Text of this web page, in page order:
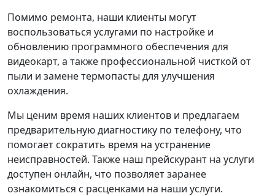
Помимо ремонта, наши клиенты могут
воспользоваться услугами по настройке и
обновлению программного обеспечения для
видеокарт, а также профессиональной чисткой от
пыли и замене термопасты для улучшения
охлаждения.
Мы ценим время наших клиентов и предлагаем
предварительную диагностику по телефону, что
помогает сократить время на устранение
неисправностей. Также наш прейскурант на услуги
доступен онлайн, что позволяет заранее
ознакомиться с расценками на наши услуги.